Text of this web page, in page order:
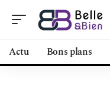
Actu Bons plans